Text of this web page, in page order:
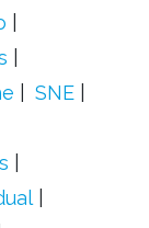
SNE